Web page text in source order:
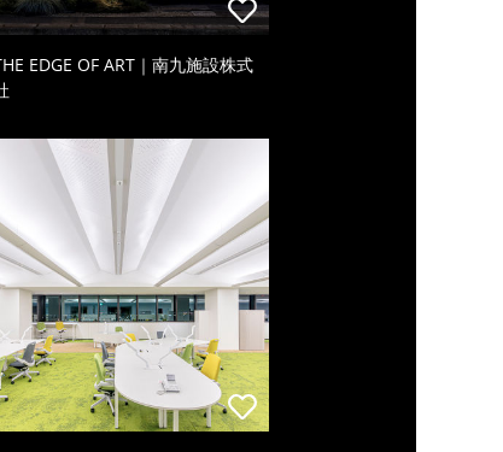
EDGE OF ART｜南九施設株式